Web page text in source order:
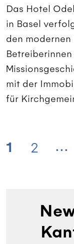
Das Hotel
in Basel
den
mit der
für
1 2 ...